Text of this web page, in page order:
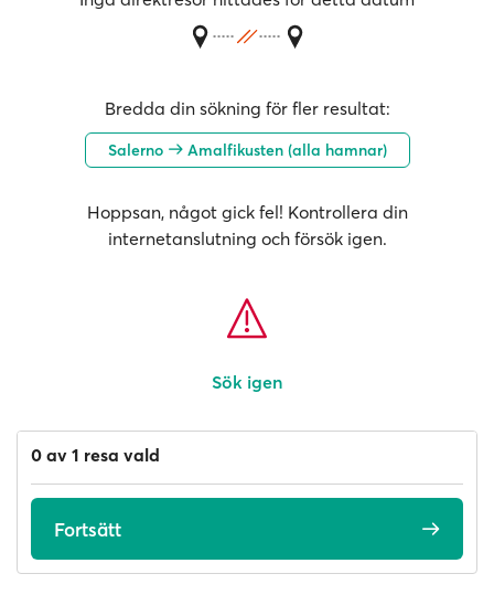
Bredda din sökning för fler resultat:
Salerno Amalfikusten (alla hamnar)
Hoppsan, något gick fel! Kontrollera din
internetanslutning och försök igen.
Sök igen
0 av 1 resa vald
Fortsätt